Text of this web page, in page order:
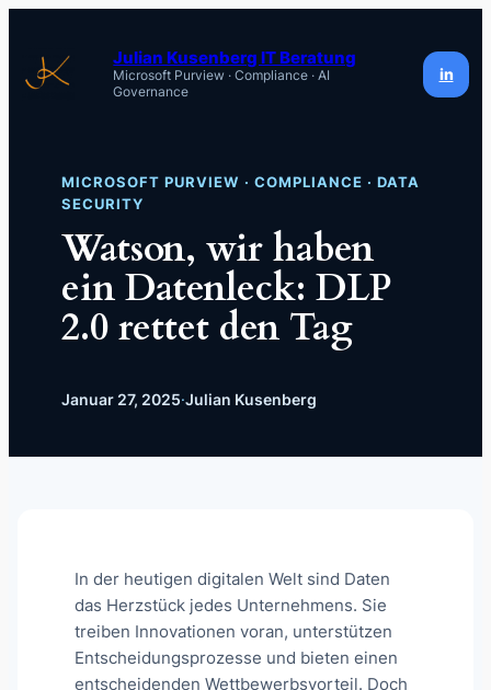
Inhalt
springen
Julian Kusenberg IT Beratung
Microsoft Purview · Compliance · AI
Governance
in
MICROSOFT PURVIEW · COMPLIANCE · DATA
SECURITY
Watson, wir haben
ein Datenleck: DLP
2.0 rettet den Tag
Januar 27, 2025·Julian Kusenberg
In der heutigen digitalen Welt sind Daten
das Herzstück jedes Unternehmens. Sie
treiben Innovationen voran, unterstützen
Entscheidungsprozesse und bieten einen
entscheidenden Wettbewerbsvorteil. Doch